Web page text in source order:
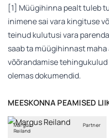
[1] Müügihinna pealt tuleb
inimene sai vara kingituse
teinud kulutusi vara
saab ta müügihinnast
võõrandamise tehingukulud
olemas dokumendid.
MEESKONNA PEAMISED
Margus
Reiland
Partner